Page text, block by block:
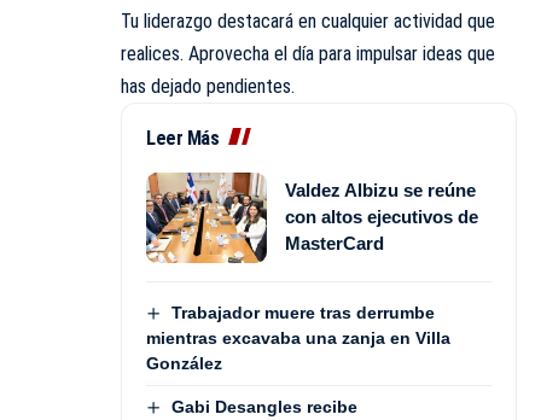
Tu liderazgo destacará en cualquier actividad que
realices. Aprovecha el día para impulsar ideas que
has dejado pendientes.
Leer Más
Valdez Albizu se reúne
con altos ejecutivos de
MasterCard
Trabajador muere tras derrumbe
mientras excavaba una zanja en Villa
González
Gabi Desangles recibe